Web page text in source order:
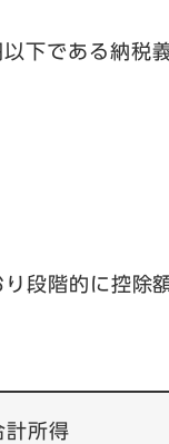
下である納税
段階的に控除
計所得